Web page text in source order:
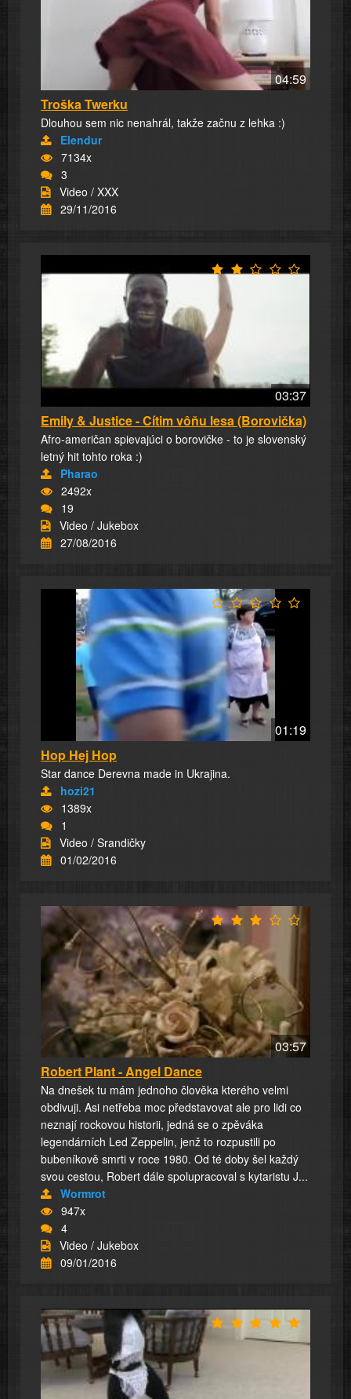
04:59
Troška Twerku
Dlouhou sem nic nenahrál, takže začnu z lehka :)
Elendur
7134x
3
Video / XXX
29/11/2016
03:37
Emily & Justice - Cítim vôňu lesa (Borovička)
Afro-američan spievajúci o borovičke - to je slovenský
letný hit tohto roka :)
Pharao
2492x
19
Video / Jukebox
27/08/2016
01:19
Hop Hej Hop
Star dance Derevna made in Ukrajina.
hozi21
1389x
1
Video / Srandičky
01/02/2016
03:57
Robert Plant - Angel Dance
Na dnešek tu mám jednoho člověka kterého velmi
obdivuji. Asi netřeba moc představovat ale pro lidi co
neznají rockovou historii, jedná se o zpěváka
legendárních Led Zeppelin, jenž to rozpustili po
bubeníkově smrti v roce 1980. Od té doby šel každý
svou cestou, Robert dále spolupracoval s kytaristu J...
Wormrot
947x
4
Video / Jukebox
09/01/2016